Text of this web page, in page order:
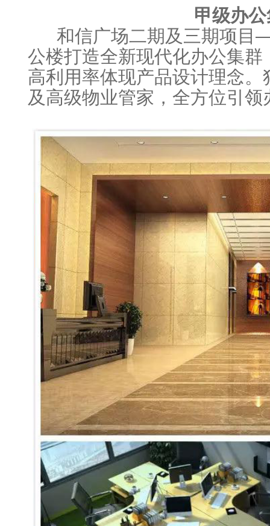
甲级办
和信广场二期及三期项目
公楼打造全新现代化办公集
高利用率体现产品设计理念
及高级物业管家，全方位引领